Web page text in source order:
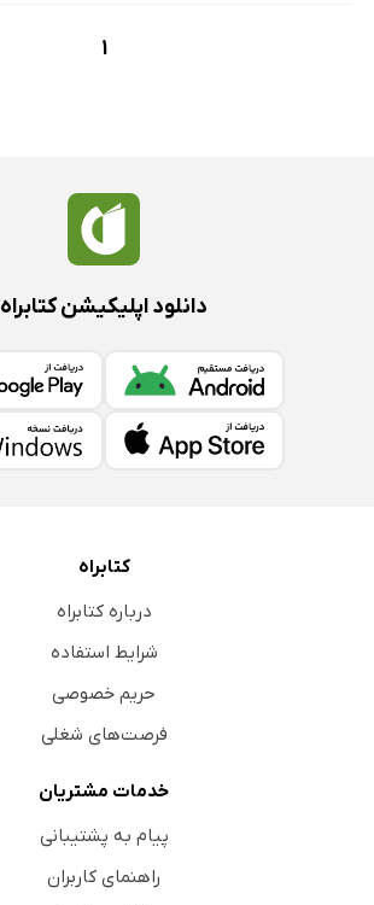
1
دانلود اپلیکیشن کتابراه
کتابراه
درباره کتابراه
شرایط استفاده
حریم خصوصی
فرصت‌های شغلی
خدمات مشتریان
پیام به پشتیبانی
راهنمای کاربران